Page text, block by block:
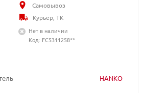
HANKO
Самовывоз
Курьер, ТК
Нет в наличии
Код: FC5311258**